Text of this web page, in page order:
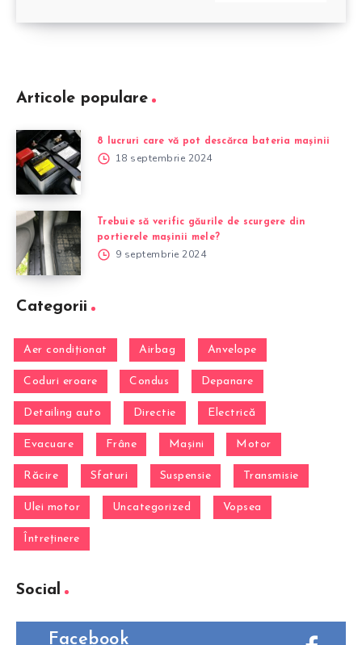
Articole populare
8 lucruri care vă pot descărca bateria mașinii
18 septembrie 2024
Trebuie să verific găurile de scurgere din
portierele mașinii mele?
9 septembrie 2024
Categorii
Aer condiționat Airbag Anvelope
Coduri eroare Condus Depanare
Detailing auto Directie Electrică
Evacuare Frâne Mașini Motor
Răcire Sfaturi Suspensie Transmisie
Ulei motor Uncategorized Vopsea
Întreținere
Social
Facebook